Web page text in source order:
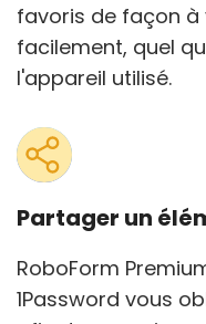
favoris de façon
facilement, quel
l'appareil utilisé.
Partager un
RoboForm
1Password vous